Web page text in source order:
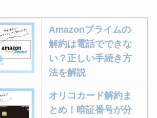
Amazonプライムの
解約は電話でできな
い？正しい手続き方
法を解説
オリコカード解約ま
とめ！暗証番号が分